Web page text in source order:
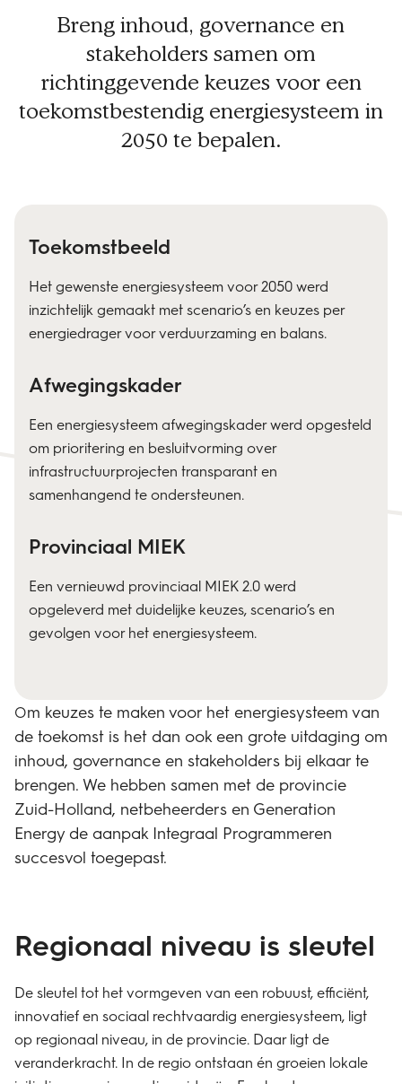
Breng inhoud, governance en
stakeholders samen om
richtinggevende keuzes voor een
toekomstbestendig energiesysteem in
2050 te bepalen.
Toekomstbeeld
Het gewenste energiesysteem voor 2050 werd
inzichtelijk gemaakt met scenario’s en keuzes per
energiedrager voor verduurzaming en balans.
Afwegingskader
Een energiesysteem afwegingskader werd opgesteld
om prioritering en besluitvorming over
infrastructuurprojecten transparant en
samenhangend te ondersteunen.
Provinciaal MIEK
Een vernieuwd provinciaal MIEK 2.0 werd
opgeleverd met duidelijke keuzes, scenario’s en
gevolgen voor het energiesysteem.
Om keuzes te maken voor het energiesysteem van
de toekomst is het dan ook een grote uitdaging om
inhoud, governance en stakeholders bij elkaar te
brengen. We hebben samen met de provincie
Zuid-Holland, netbeheerders en Generation
Energy de aanpak Integraal Programmeren
succesvol toegepast.
Regionaal niveau is sleutel
De sleutel tot het vormgeven van een robuust, efficiënt,
innovatief en sociaal rechtvaardig energiesysteem, ligt
op regionaal niveau, in de provincie. Daar ligt de
veranderkracht. In de regio ontstaan én groeien lokale